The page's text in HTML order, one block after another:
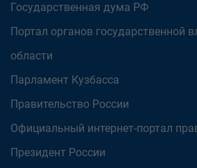
Государственная дума РФ
Портал органов государственной
области
Парламент Кузбасса
Правительство России
Официальный интернет-портал
Президент России